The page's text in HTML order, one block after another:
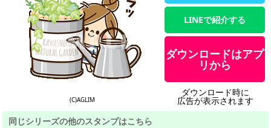
(C)AGLIM
LINEで紹介する
ダウンロードはアプ
リから
ダウンロード時に
広告が表示されます
同じシリーズの他のスタンプはこちら